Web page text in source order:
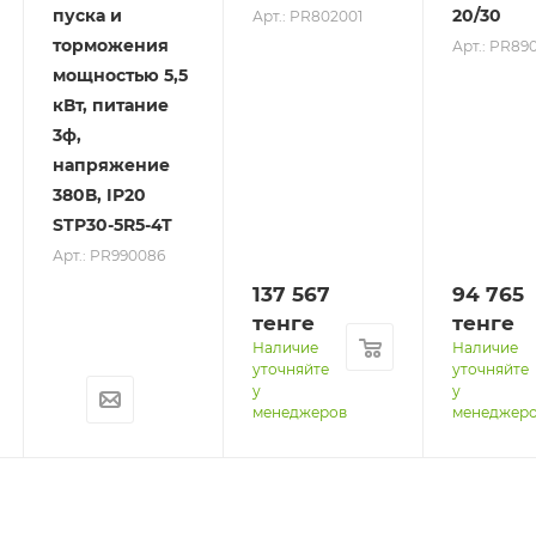
пуска и
торможения
мощностью 5,5
кВт, питание
3ф,
напряжение
380В, IP20
STP30-5R5-4T
Арт.: PR990086
Арт.: PR802001
137 567
тенге
Наличие
уточняйте
у
менеджеров
20/30
Арт.:
94 765
тенге
Наличие
уточняйте
у